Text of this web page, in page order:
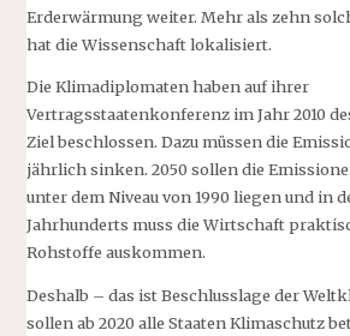
Erderwärmung weiter. Mehr als zehn
hat die Wissenschaft lokalisiert.
Die Klimadiplomaten haben auf ihrer
Vertragsstaatenkonferenz im Jahr 2010
Ziel beschlossen. Dazu müssen die
jährlich sinken. 2050 sollen die
unter dem Niveau von 1990 liegen und in
Jahrhunderts muss die Wirtschaft
Rohstoffe auskommen.
Deshalb – das ist Beschlusslage der
sollen ab 2020 alle Staaten Klimaschutz